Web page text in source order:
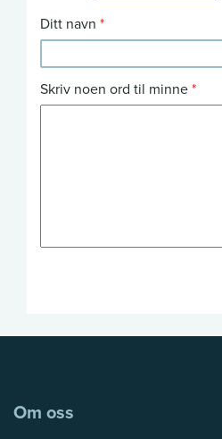
Ditt navn
Skriv noen ord til minne
Om oss